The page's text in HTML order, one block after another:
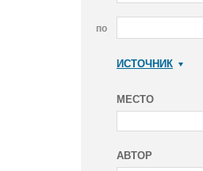
по
ИСТОЧНИК
МЕСТО
АВТОР